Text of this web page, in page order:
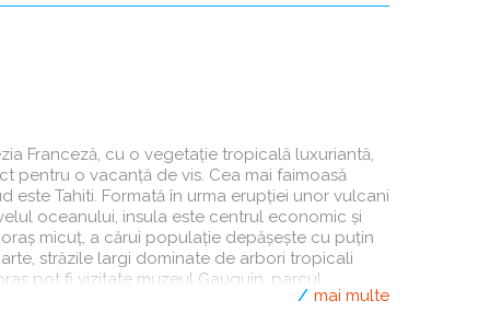
Insula Moorea
Franceză, cu o vegetaţie tropicală luxuriantă,
pentru o vacanţă de vis. Cea mai faimoasă
este Tahiti. Formată în urma erupţiei unor vulcani
oceanului, insula este centrul economic şi
micuţ, a cărui populaţie depăşeşte cu puţin
străzile largi dominate de arbori tropicali
pot fi vizitate muzeul Gauguin, parcul
tradiţională, sau pot fi achiziţionate diverse
mai multe